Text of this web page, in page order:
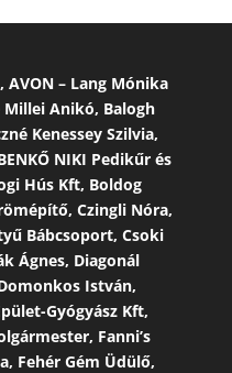
– Lang Mónika
Anikó, Balogh
Kenessey Szilvia,
NIKI Pedikűr és
Hús Kft, Boldog
Czingli Nóra,
Bábcsoport, Csoki
Ágnes, Diagonál
István,
Gyógyász Kft,
Fanni’s
Fehér Gém Üdülő,